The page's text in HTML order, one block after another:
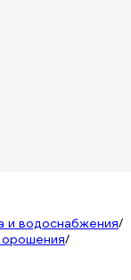
и водоснабжения/
/